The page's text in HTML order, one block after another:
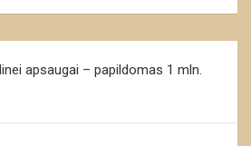
apsaugai – papildomas 1 mln.